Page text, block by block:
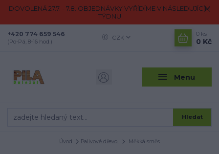
DOVOLENÁ 27.7. - 7.8. OBJEDNÁVKY VYŘÍDÍME V NÁSLEDUJÍCÍM
TÝDNU
Menu
CZK
Hledat
+420 774 659 546
(Po-Pá, 8-16 hod.)
0 ks
0 Kč
Úvod Palivové dřevo Měkká směs